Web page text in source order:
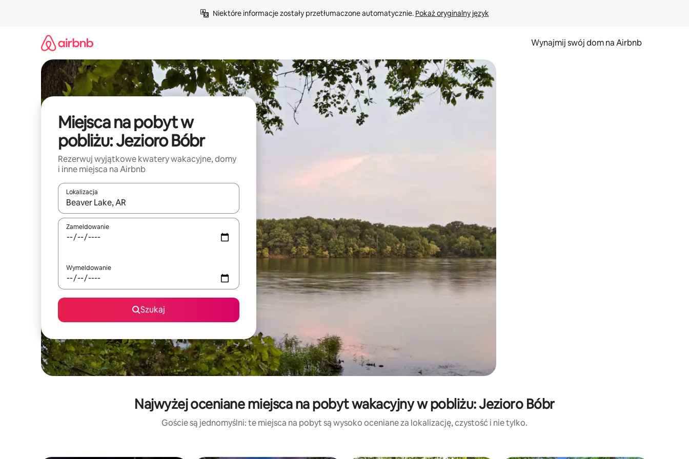
Niektóre informacje zostały przetłumaczone automatycznie. Pokaż oryginalny język
Wynajmij swój dom na Airbnb
Miejsca na pobyt w
pobliżu: Jezioro Bóbr
Rezerwuj wyjątkowe kwatery wakacyjne, domy
i inne miejsca na Airbnb
Lokalizacja
Gdy wyniki będą dostępne, możesz poruszać się po nich za pomocą klawiszy strzałek w górę i w dół lub przeglądać je za pomocą gestów dotykowych lub przesuwania.
Zameldowanie
Wymeldowanie
Szukaj
Najwyżej oceniane miejsca na pobyt wakacyjny w pobliżu: Jezioro Bóbr
Goście są jednomyślni: te miejsca na pobyt są wysoko oceniane za lokalizację, czystość i nie tylko.